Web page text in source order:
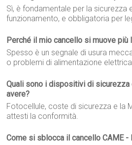
Sì, è fondamentale per la sicurezza
funzionamento, e obbligatoria per
Perché il mio cancello si muove
Spesso è un segnale di usura
o problemi di alimentazione
Quali sono i dispositivi di sicurezza
avere?
Fotocellule, coste di sicurezza e la
attesti la conformità.
Come si sblocca il cancello CAME -